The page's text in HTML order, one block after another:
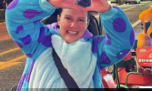
Tokio Shinagawa
Tokio Akihabara#2
Tokio Shibuya Annex